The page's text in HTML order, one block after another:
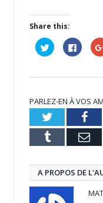
Share this:
Cliquez
pour
partager
dans
nouvelle
fenêtre)
Cliquez
pour
partager
dans
fenêtre)
PARLEZ-EN À VOS
Twitter
Tumblr
A PROPOS DE